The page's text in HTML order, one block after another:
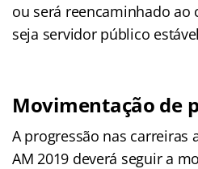
ou será reencaminhado ao
seja servidor público
Movimentação de
A progressão nas carreiras
AM 2019 deverá seguir a